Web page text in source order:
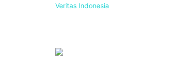
Veritas Indonesia